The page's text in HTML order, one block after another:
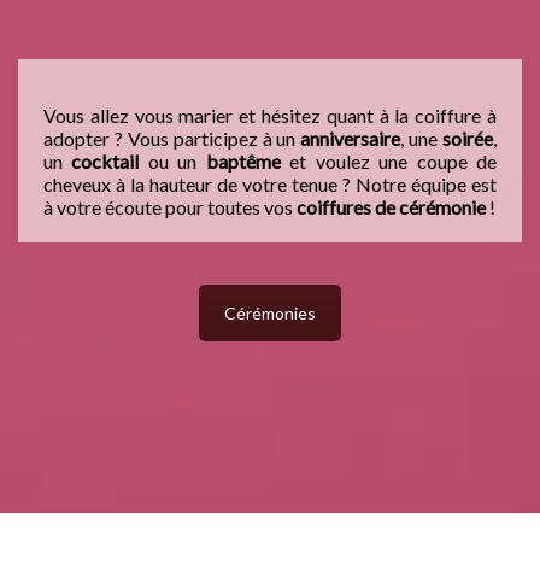
Vous allez vous marier et hésitez quant à la coiffure à
adopter ? Vous participez à unanniversaire, unesoirée,
uncocktail ou un baptêmeet voulez une coupe de
cheveux à la hauteur de votre tenue ? Notre équipe est
à votre écoute pour toutes vos coiffures de cérémonie!
Cérémonies